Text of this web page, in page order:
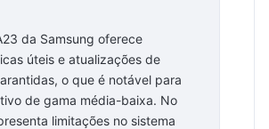
da Samsung oferece
úteis e atualizações de
o que é notável para
de gama média-baixa. No
limitações no sistema